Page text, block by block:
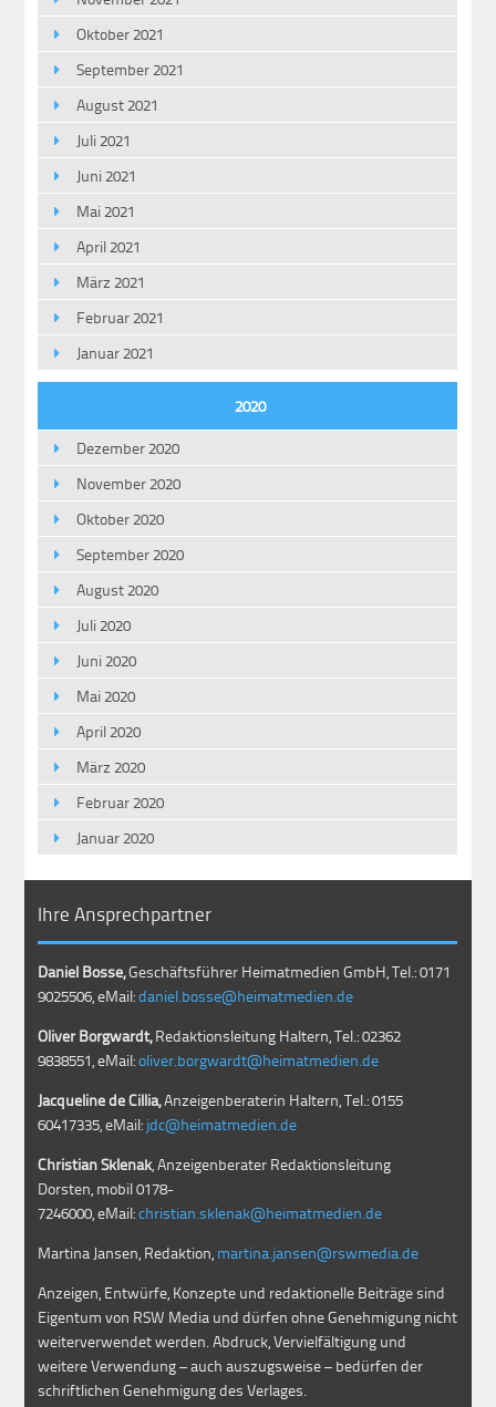
Oktober 2021
September 2021
August 2021
Juli 2021
Juni 2021
Mai 2021
April 2021
März 2021
Februar 2021
Januar 2021
2020
Dezember 2020
November 2020
Oktober 2020
September 2020
August 2020
Juli 2020
Juni 2020
Mai 2020
April 2020
März 2020
Februar 2020
Januar 2020
Ihre Ansprechpartner
Daniel Bosse,Geschäftsführer Heimatmedien GmbH, Tel.: 0171
9025506, eMail:daniel.bosse@heimatmedien.de
Oliver Borgwardt,Redaktionsleitung Haltern, Tel.: 02362
9838551, eMail:oliver.borgwardt@heimatmedien.de
Jacqueline de Cillia,Anzeigenberaterin Haltern, Tel.: 0155
60417335, eMail: jdc@heimatmedien.de
Christian Sklenak, Anzeigenberater Redaktionsleitung
Dorsten, mobil0178-
7246000, eMail:christian.sklenak@heimatmedien.de
Martina Jansen, Redaktion, martina.jansen@rswmedia.de
Anzeigen, Entwürfe, Konzepte und redaktionelle Beiträge sind
Eigentum von RSW Media und dürfen ohne Genehmigung nicht
weiterverwendet werden. Abdruck, Vervielfältigung und
weitere Verwendung – auch auszugsweise – bedürfen der
schriftlichen Genehmigung des Verlages.